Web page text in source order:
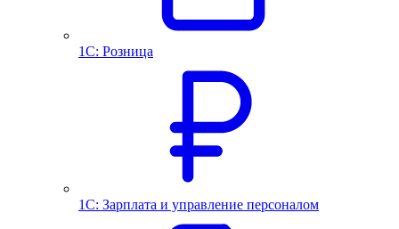
1С: Розница
1С: Зарплата и управление персоналом